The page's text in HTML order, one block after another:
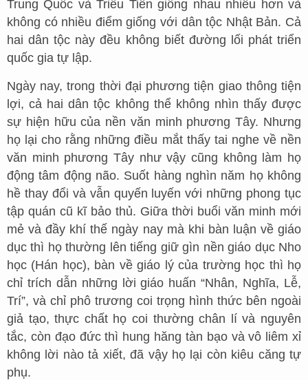
Trung Quốc và Triều Tiên giống nhau nhiều hơn và
không có nhiều điểm giống với dân tộc Nhật Bản. Cả
hai dân tộc này đều không biết đường lối phát triển
quốc gia tự lập.
Ngày nay, trong thời đại phương tiện giao thông tiện
lợi, cả hai dân tộc không thể không nhìn thấy được
sự hiện hữu của nền văn minh phương Tây. Nhưng
họ lại cho rằng những điều mắt thấy tai nghe về nền
văn minh phương Tây như vậy cũng không làm họ
động tâm động não. Suốt hàng nghìn năm họ không
hề thay đổi và vẫn quyến luyến với những phong tục
tập quán cũ kĩ bảo thủ. Giữa thời buổi văn minh mới
mẻ và đầy khí thế ngày nay mà khi bàn luận về giáo
dục thì họ thường lên tiếng giữ gìn nền giáo dục Nho
học (Hán học), bàn về giáo lý của trường học thì họ
chỉ trích dẫn những lời giáo huấn “Nhân, Nghĩa, Lễ,
Trí”, và chỉ phô trương coi trọng hình thức bên ngoài
giả tạo, thực chất họ coi thường chân lí và nguyên
tắc, còn đạo đức thì hung hăng tàn bạo và vô liêm xỉ
không lời nào tả xiết, đã vậy họ lại còn kiêu căng tự
phụ.